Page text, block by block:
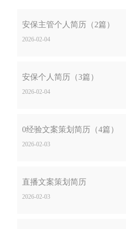
安保主管个人简历（2篇）
2026-02-04
安保个人简历（3篇）
2026-02-04
0经验文案策划简历（4篇）
2026-02-03
直播文案策划简历
2026-02-03